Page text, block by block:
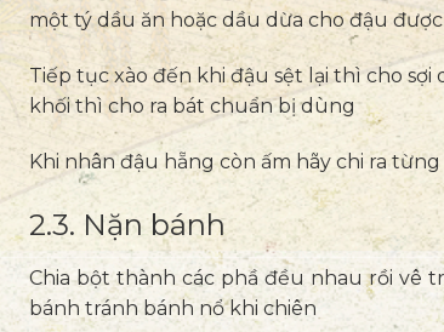
một tý dầu ăn hoặc dầu dừa cho đậu
Tiếp tục xào đến khi đậu sệt lại thì cho
khối thì cho ra bát chuẩn bị dùng
Khi nhân đậu hẵng còn ấm hãy chi ra
2.3. Nặn bánh
Chia bột thành các phầ đều nhau rồi vê
bánh tránh bánh nổ khi chiên